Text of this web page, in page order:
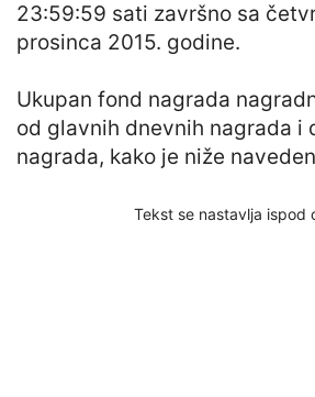
23:59:59 sati završno sa
prosinca 2015. godine.
Ukupan fond nagrada
od glavnih dnevnih nagrada i
nagrada, kako je niže
Tekst se nastavlja ispod